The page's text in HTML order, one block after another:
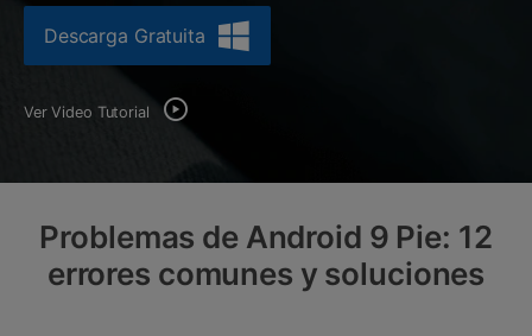
Encuentra Más Soluciones
Descarga Gratuita
Ver Video Tutorial
Problemas de Android 9 Pie: 12
errores comunes y soluciones